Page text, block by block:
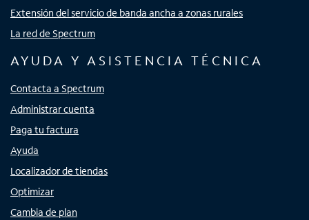
Extensión del servicio de banda ancha a zonas rurales
La red de Spectrum
AYUDA Y ASISTENCIA TÉCNICA
Contacta a Spectrum
Administrar cuenta
Paga tu factura
Ayuda
Localizador de tiendas
Optimizar
Cambia de plan